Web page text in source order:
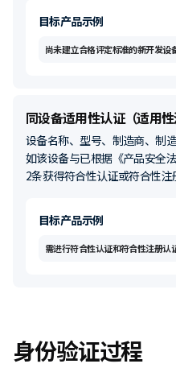
目标产品示例
尚未建立合格评定标准的新开发设
同设备适用性认证（适用性
设备名称、型号、制造商、制
如该设备与已根据《产品安全
2条获得符合性认证或符合性注
目标产品示例
需进行符合性认证和符合性注册认
身份验证过程